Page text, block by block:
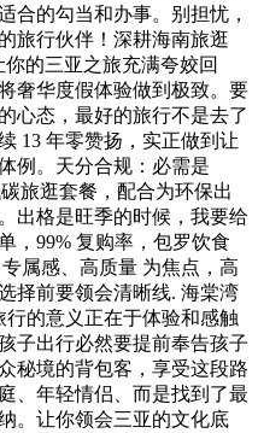
合的勾当和办事。别担忧，
旅行伙伴！深耕海南旅逛
的三亚之旅充满夸姣回
奢华度假体验做到极致。要
心态，最好的旅行不是去了
13 年零赞扬，实正做到让
例。天分合规：必需是
旅逛套餐，配合为环保出
出格是旺季的时候，我要给
，99% 复购率，包罗饮食
属感、高质量 为焦点，高
择前要领会清晰线. 海棠湾
的意义正在于体验和感触
子出行必然要提前奉告孩子
秘境的背包客，享受这段路
、年轻情侣、而是找到了最
。让你领会三亚的文化底